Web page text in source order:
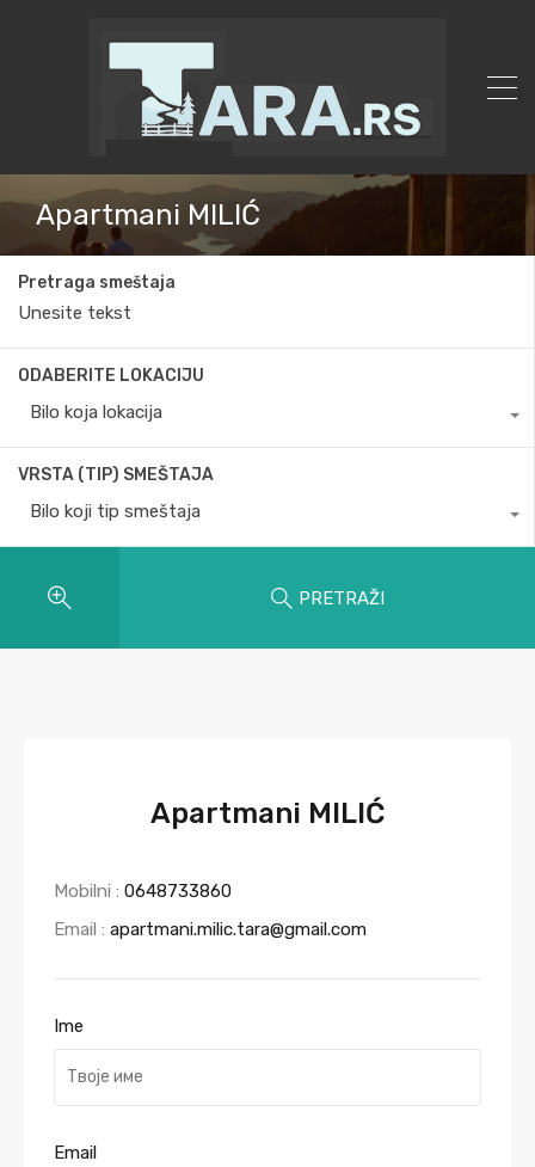
Apartmani MILIĆ
Pretraga smeštaja
ODABERITE LOKACIJU
Bilo koja lokacija
VRSTA (TIP) SMEŠTAJA
Bilo koji tip smeštaja
PRETRAŽI
Apartmani MILIĆ
Mobilni : 0648733860
Email : apartmani.milic.tara@gmail.com
Ime
Email